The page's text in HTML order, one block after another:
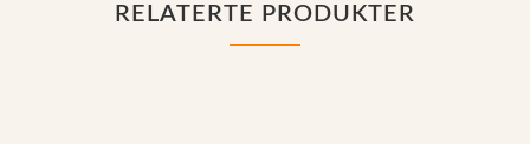
RELATERTE PRODUKTER